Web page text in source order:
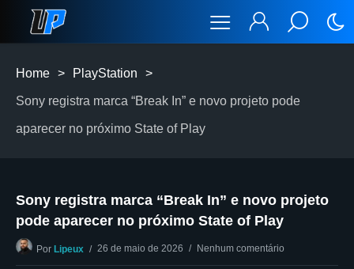
Home > PlayStation >
Sony registra marca “Break In” e novo projeto pode
aparecer no próximo State of Play
Sony registra marca “Break In” e novo projeto
pode aparecer no próximo State of Play
Por Lipeux 26 de maio de 2026 Nenhum comentário